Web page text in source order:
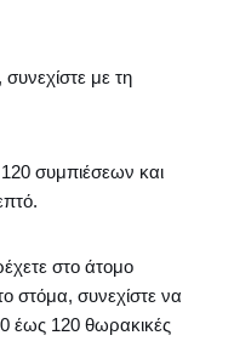
με τη
συμπιέσεων και
στο άτομο
στόμα, συνεχίστε να
έως 120 θωρακικές